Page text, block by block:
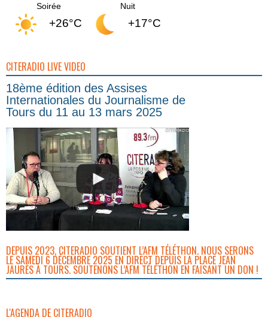
Soirée
+26°C
Nuit
+17°C
CITERADIO LIVE VIDEO
18ème édition des Assises
Internationales du Journalisme de
Tours du 11 au 13 mars 2025
DEPUIS 2023, CITERADIO SOUTIENT L’AFM TÉLÉTHON. NOUS SERONS
LE SAMEDI 6 DÉCEMBRE 2025 EN DIRECT DEPUIS LA PLACE JEAN
JAURÈS À TOURS. SOUTENONS L’AFM TÉLÉTHON EN FAISANT UN DON !
L'AGENDA DE CITERADIO